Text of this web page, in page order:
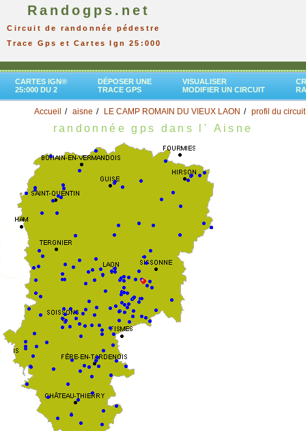
Randogps.net
Circuit de randonnée pédestre
Trace Gps et Cartes Ign 25:000
CARTES IGN®
25:000 DU 2
DÉPOSER UNE
TRACE GPS
VISUALISER
MODIFIER UN CIRCUIT
Accueil aisne LE CAMP ROMAIN DU VIEUX LAON profil du circuit
randonnée gps dans l' Aisne